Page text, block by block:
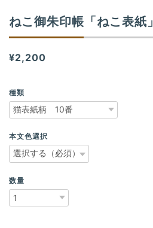
ねこ御朱印帳「ねこ表紙」
¥2,200
種類
本文色選択
数量